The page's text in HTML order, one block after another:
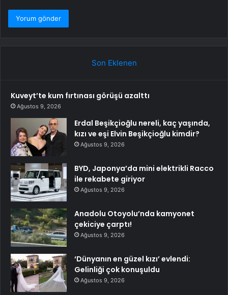
Son Eklenen
Kuveyt’te kum fırtınası görüşü azalttı
Ağustos 9, 2026
Erdal Beşikçioğlu nereli, kaç yaşında,
kızı ve eşi Elvin Beşikçioğlu kimdir?
Ağustos 9, 2026
BYD, Japonya’da mini elektrikli Racco
ile rekabete giriyor
Ağustos 9, 2026
Anadolu Otoyolu’nda kamyonet
çekiciye çarptı!
Ağustos 9, 2026
‘Dünyanın en güzel kızı’ evlendi:
Gelinliği çok konuşuldu
Ağustos 9, 2026